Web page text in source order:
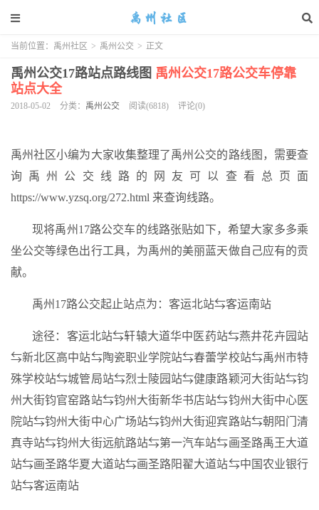
当前位置： 禹州社区 > 禹州公交 > 正文
禹州公交17路站点路线图 禹州公交17路公交车停靠
站点大全
2018-05-02 分类： 禹州公交 阅读(6818) 评论(0)
禹州社区小编为大家收集整理了禹州公交的路线图，需要查
询禹州公交线路的网友可以查看总页面
https://www.yzsq.org/272.html 来查询线路。
现将禹州17路公交车的线路张贴如下，希望大家多多乘
坐公交等绿色出行工具，为禹州的美丽蓝天做自己应有的贡
献。
禹州17路公交起止站点为：客运北站⇆客运南站
途径：客运北站⇆轩辕大道华中医药站⇆燕井花卉园站
⇆新北区高中站⇆陶瓷职业学院站⇆春蕾学校站⇆禹州市特
殊学校站⇆城管局站⇆烈士陵园站⇆健康路颖河大街站⇆钧
州大街钧官窑路站⇆钧州大街新华书店站⇆钧州大街中心医
院站⇆钧州大街中心广场站⇆钧州大街迎宾路站⇆朝阳门清
真寺站⇆钧州大街远航路站⇆第一汽车站⇆画圣路禹王大道
站⇆画圣路华夏大道站⇆画圣路阳翟大道站⇆中国农业银行
站⇆客运南站